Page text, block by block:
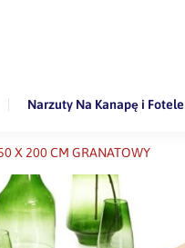
Narzuty Na Kanapę i Fotele
X 200 CM GRANATOWY